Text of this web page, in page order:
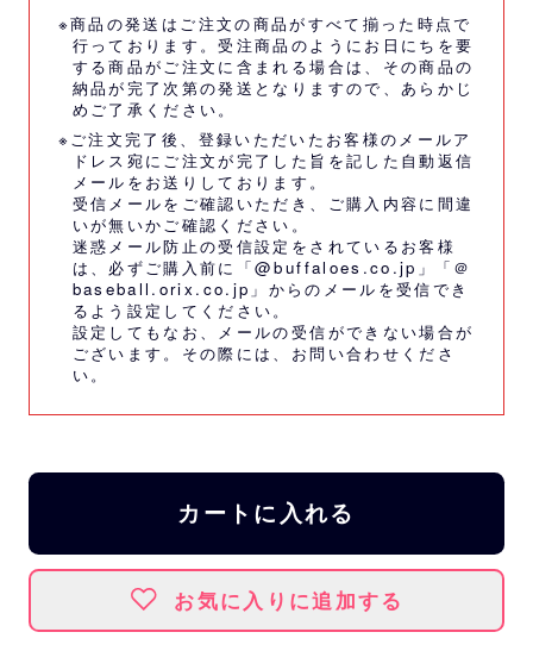
※商品の発送はご注文の商品がすべて揃った時点で
行っております。受注商品のようにお日にちを要
する商品がご注文に含まれる場合は、その商品の
納品が完了次第の発送となりますので、あらかじ
めご了承ください。
※ご注文完了後、登録いただいたお客様のメールア
ドレス宛にご注文が完了した旨を記した自動返信
メールをお送りしております。
受信メールをご確認いただき、ご購入内容に間違
いが無いかご確認ください。
迷惑メール防止の受信設定をされているお客様
は、必ずご購入前に「@buffaloes.co.jp」「＠
baseball.orix.co.jp」からのメールを受信でき
るよう設定してください。
設定してもなお、メールの受信ができない場合が
ございます。その際には、 お問い合わせくださ
い。
カートに入れる
お気に入りに追加する